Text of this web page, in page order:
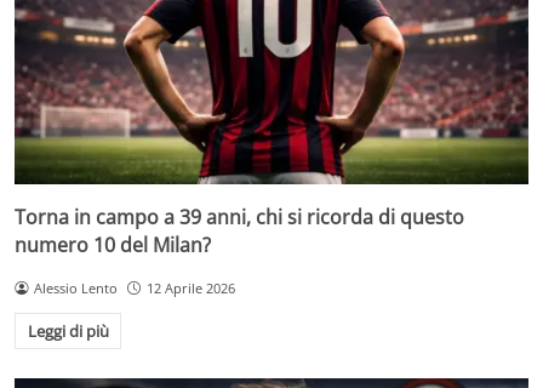
Torna in campo a 39 anni, chi si ricorda di questo
numero 10 del Milan?
Alessio Lento 12 Aprile 2026
Leggi di più